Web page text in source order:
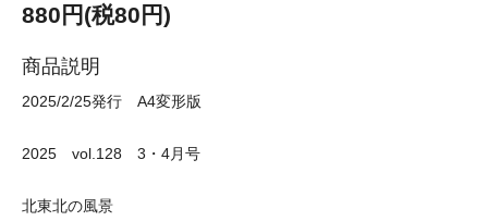
880円(税80円)
商品説明
2025/2/25発行 A4変形版
2025 vol.128 3・4月号
北東北の風景